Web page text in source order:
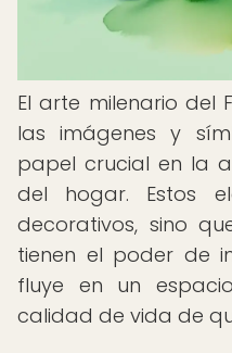
El arte milenario del
las imágenes y
papel crucial en la
del hogar. Estos
decorativos, sino
tienen el poder de
fluye en un
calidad de vida de